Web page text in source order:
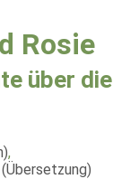
Rosie
über die
,
(Übersetzung)